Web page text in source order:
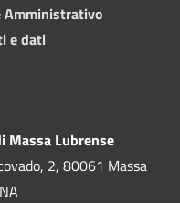
Amministrativo
e dati
Massa Lubrense
2, 80061 Massa